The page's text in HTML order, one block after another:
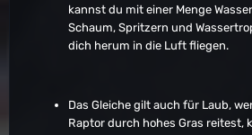
kannst du mit einer Menge
Schaum, Spritzern und
dich herum in die Luft fliegen.
Das Gleiche gilt auch für Laub,
Raptor durch hohes Gras reitest,